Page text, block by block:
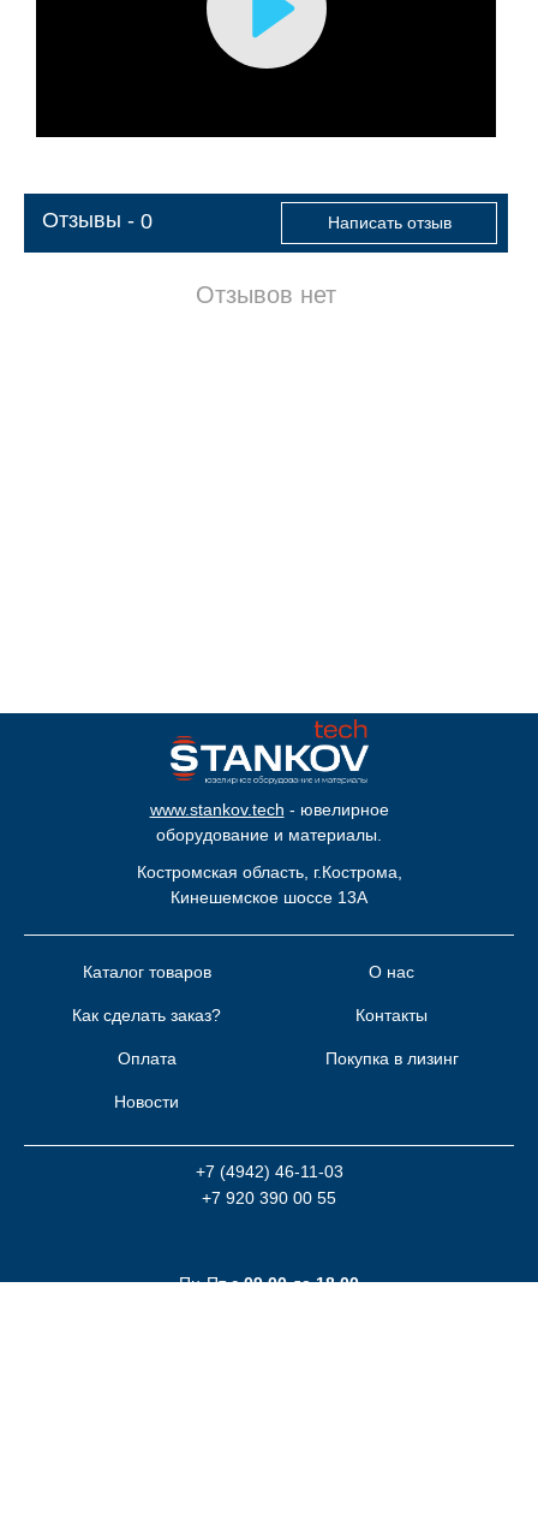
Воспроизвести
Отзывы - 0 Написать отзыв
Отзывов нет
www.stankov.tech - ювелирное
оборудование и материалы.
Костромская область, г.Кострома,
Кинешемское шоссе 13А
Каталог товаров
Как сделать заказ?
Оплата
Новости
О нас
Контакты
Покупка в лизинг
+7 (4942) 46-11-03
+7 920 390 00 55
Пн-Пт с09.00до18.00